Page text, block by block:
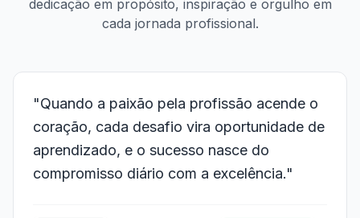
dedicação em propósito, inspiração e orgulho em
cada jornada profissional.
"Quando a paixão pela profissão acende o
coração, cada desafio vira oportunidade de
aprendizado, e o sucesso nasce do
compromisso diário com a excelência."